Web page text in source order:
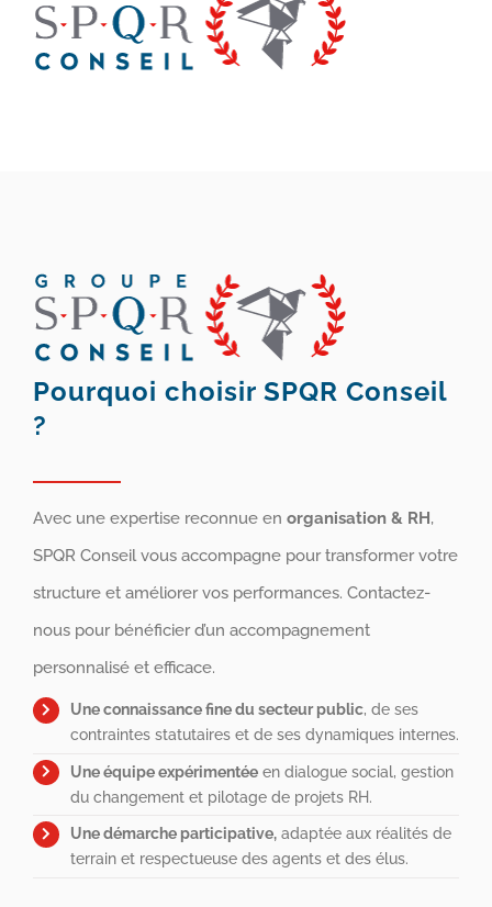
Pourquoi choisir SPQR Conseil
?
Avec une expertise reconnue en organisation & RH,
SPQR Conseil vous accompagne pour transformer votre
structure et améliorer vos performances. Contactez-
nous pour bénéficier d’un accompagnement
personnalisé et efficace.
Une connaissance fine du secteur public, de ses
contraintes statutaires et de ses dynamiques internes.
Une équipe expérimentéeen dialogue social, gestion
du changement et pilotage de projets RH.
Une démarche participative,adaptée aux réalités de
terrain et respectueuse des agents et des élus.